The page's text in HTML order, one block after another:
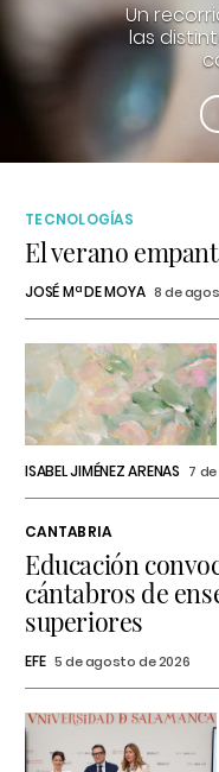
Un
las
TECNOLOGÍAS
El verano
JOSÉ Mª DE MOYA 8 de
ISABEL JIMÉNEZ ARENAS 7
CANTABRIA
Educación
cántabros de
superiores
EFE 5 de agosto de 2026